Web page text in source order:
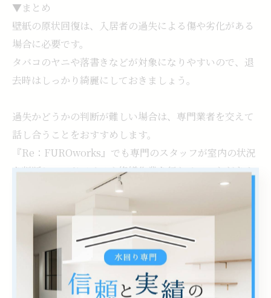
▼まとめ
壁紙の原状回復は、入居者の過失による傷や劣化がある
場合に必要です。
タバコのヤニや落書きなどが対象になりやすいので、退
去時はしっかり綺麗にしておきましょう。
過失かどうかの判断が難しい場合は、専門業者を交えて
話し合うことをおすすめします。
『Re：FUROworks』でも専門のスタッフが室内の状況
を判断し、アドバイスや修繕作業を行わせていただきま
--------------------------------------------------------------------